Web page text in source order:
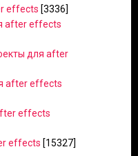
effects [3336]
after effects
для after
after effects
effects
effects [15327]